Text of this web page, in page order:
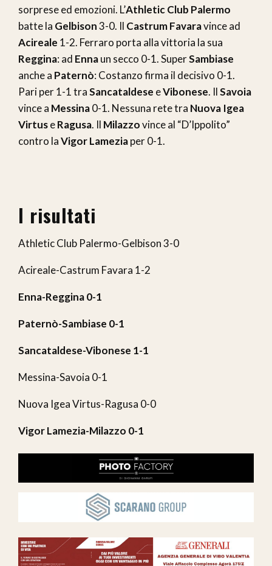
sorprese ed emozioni. L’Athletic Club Palermo
batte la Gelbison3-0. Il Castrum Favaravince ad
Acireale 1-2. Ferraro porta alla vittoria la sua
Reggina: ad Ennaun secco 0-1. SuperSambiase
anche a Paternò: Costanzo firma il decisivo 0-1.
Pari per 1-1 traSancataldese eVibonese. IlSavoia
vince a Messina0-1. Nessuna rete tra Nuova Igea
VirtuseRagusa. Il Milazzovince al “D’Ippolito”
contro laVigor Lameziaper 0-1.
I risultati
Athletic Club Palermo-Gelbison 3-0
Acireale-Castrum Favara 1-2
Enna-Reggina 0-1
Paternò-Sambiase 0-1
Sancataldese-Vibonese 1-1
Messina-Savoia 0-1
Nuova Igea Virtus-Ragusa 0-0
Vigor Lamezia-Milazzo 0-1